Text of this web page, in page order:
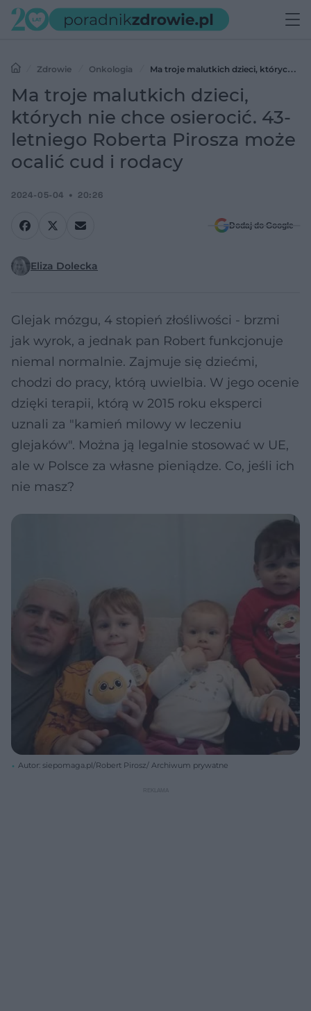
Zdrowie Onkologia
Ma troje malutkich dzieci, których nie
chce osierocić. 43-letniego Roberta Pirosza może ocalić cud i rodacy
Ma troje malutkich dzieci,
których nie chce osierocić. 43-
letniego Roberta Pirosza może
ocalić cud i rodacy
2024-05-04 20:26
Dodaj do Google
Eliza Dolecka
Glejak mózgu, 4 stopień złośliwości - brzmi
jak wyrok, a jednak pan Robert funkcjonuje
niemal normalnie. Zajmuje się dziećmi,
chodzi do pracy, którą uwielbia. W jego ocenie
dzięki terapii, którą w 2015 roku eksperci
uznali za "kamień milowy w leczeniu
glejaków". Można ją legalnie stosować w UE,
ale w Polsce za własne pieniądze. Co, jeśli ich
nie masz?
Autor: siepomaga.pl/Robert Pirosz/ Archiwum prywatne